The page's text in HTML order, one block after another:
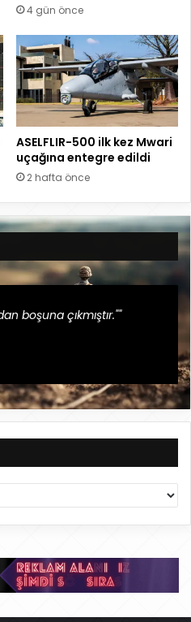
4 gün önce
ASELFLIR-500 ilk kez Mwari
uçağına entegre edildi
2 hafta önce
boşuna çıkmıştır.""